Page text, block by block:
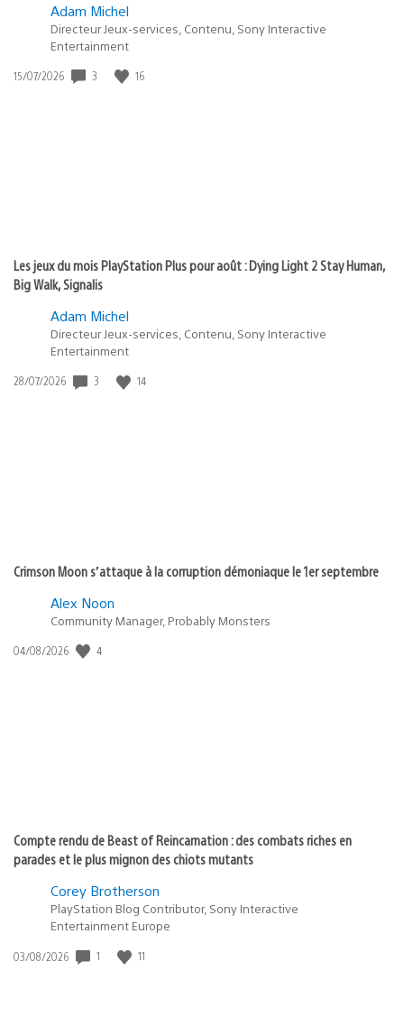
Adam Michel
Directeur Jeux-services, Contenu, Sony Interactive
Entertainment
Date
15/07/2026 3 16
Les jeux du mois PlayStation Plus pour août : Dying Light 2 Stay Human,
Big Walk, Signalis
Adam Michel
Directeur Jeux-services, Contenu, Sony Interactive
Entertainment
Date
28/07/2026 3 14
Crimson Moon s’attaque à la corruption démoniaque le 1er septembre
Alex Noon
Community Manager, Probably Monsters
Date
04/08/2026 4
Compte rendu de Beast of Reincarnation : des combats riches en
parades et le plus mignon des chiots mutants
Corey Brotherson
PlayStation Blog Contributor, Sony Interactive
Entertainment Europe
Date
03/08/2026 1 11